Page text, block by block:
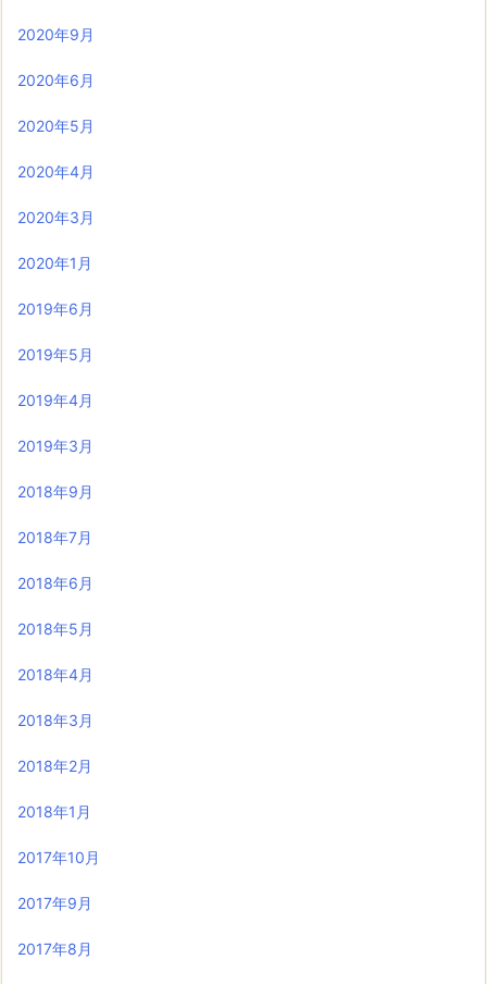
2020年9月
2020年6月
2020年5月
2020年4月
2020年3月
2020年1月
2019年6月
2019年5月
2019年4月
2019年3月
2018年9月
2018年7月
2018年6月
2018年5月
2018年4月
2018年3月
2018年2月
2018年1月
2017年10月
2017年9月
2017年8月